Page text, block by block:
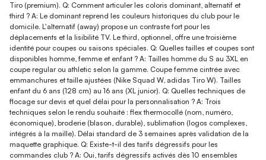
Tiro (premium). Q: Comment articuler les coloris dominant, alternatif et
third ? A: Le dominant reprend les couleurs historiques du club pour le
domicile. L'alternatif (away) propose un contraste fort pour les
déplacements et la lisibilité TV. Le third, optionnel, offre une troisième
identité pour coupes ou saisons spéciales. Q: Quelles tailles et coupes sont
disponibles homme, femme et enfant ? A: Tailles homme du S au 3XL en
coupe regular ou athletic selon la gamme. Coupe femme cintrée avec
emmanchures et taille ajustées (Nike Squad W, adidas Tiro W). Tailles
enfant du 6 ans (128 cm) au 16 ans (XL junior). Q: Quelles techniques de
flocage sur devis et quel délai pour la personnalisation ? A: Trois
techniques selon le rendu souhaité : flex thermocollé (nom, numéro,
économique), broderie (blason, durable), sublimation (logos complexes,
intégrés à la maille). Délai standard de 3 semaines après validation de la
maquette graphique. Q: Existe-t-il des tarifs dégressifs pour les
commandes club ? A: Oui, tarifs dégressifs activés dès 10 ensembles